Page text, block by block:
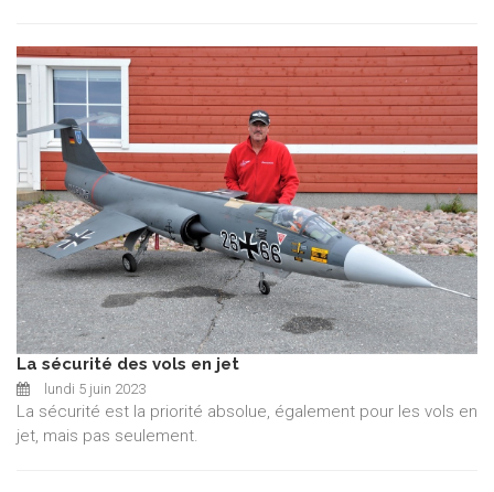
La sécurité des vols en jet
lundi 5 juin 2023
La sécurité est la priorité absolue, également pour les vols en
jet, mais pas seulement.